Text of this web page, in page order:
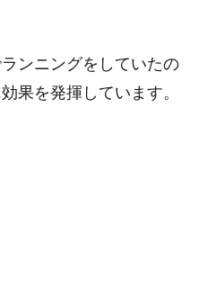
ンニングをしていたの
果を発揮しています。